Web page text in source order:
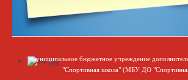
муниципальное бюджетное учреждение
"Спортивная школа" (МБУ ДО